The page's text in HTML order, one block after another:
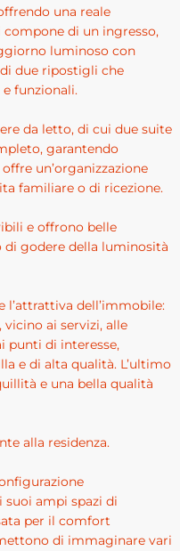
una reale
compone di un ingresso,
luminoso con
due ripostigli che
funzionali.
da letto, di cui due suite
garantendo
un’organizzazione
familiare o di ricezione.
e offrono belle
godere della luminosità
l’attrattiva dell’immobile:
ai servizi, alle
punti di interesse,
e di alta qualità. L’ultimo
e una bella qualità
alla residenza.
ampi spazi di
per il comfort
di immaginare vari